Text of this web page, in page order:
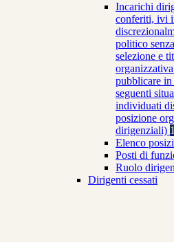
Incarichi
conferiti, ivi
politico
selezione e
pubblicare
seguenti
individuati
posizione
dirigenziali) 1
Elenco
Posti di
Ruolo
Dirigenti cessati